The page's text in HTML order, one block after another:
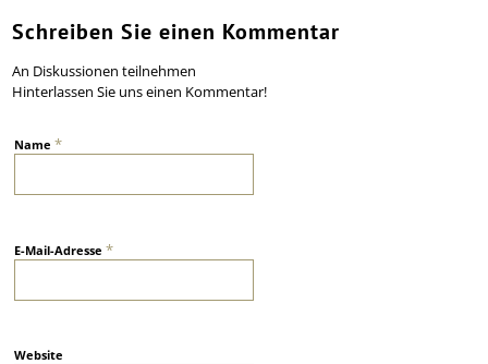
Schreiben Sie einen Kommentar
An Diskussionen teilnehmen
Hinterlassen Sie uns einen Kommentar!
Name*
E-Mail-Adresse*
Website